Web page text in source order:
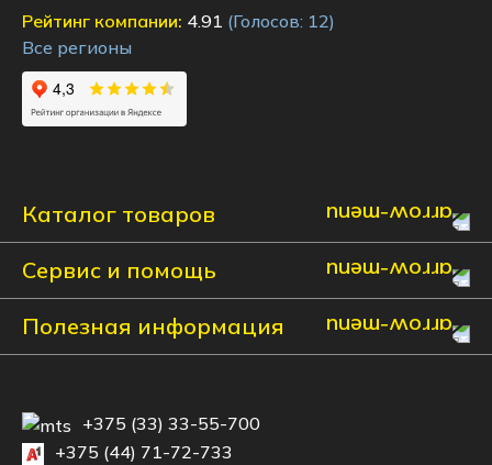
Каталог товаров
Сервис и помощь
Полезная информация
Рейтинг компании: 4.91 (Голосов: 12)
Все регионы
+375 (33) 33-55-700
+375 (44) 71-72-733